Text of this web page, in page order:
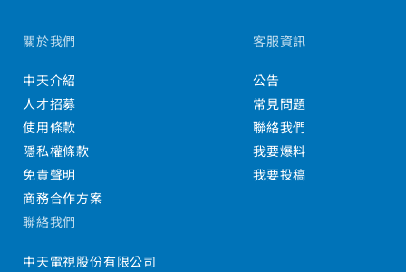
關於我們
中天介紹
人才招募
使用條款
隱私權條款
免責聲明
商務合作方案
客服資訊
公告
常見問題
聯絡我們
我要爆料
我要投稿
聯絡我們
中天電視股份有限公司